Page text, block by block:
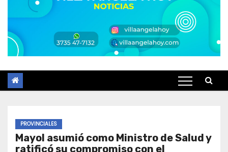
PROVINCIALES
Mayol asumió como Ministro de Salud y
ratificó su compromiso con el